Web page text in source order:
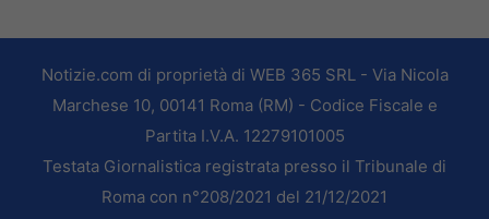
Notizie.com di proprietà di WEB 365 SRL - Via Nicola
Marchese 10, 00141 Roma (RM) - Codice Fiscale e
Partita I.V.A. 12279101005
Testata Giornalistica registrata presso il Tribunale di
Roma con n°208/2021 del 21/12/2021